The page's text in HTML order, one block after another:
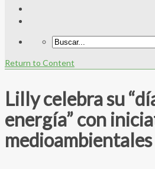
Return to Content
Lilly celebra su
energía” con
medioambientales